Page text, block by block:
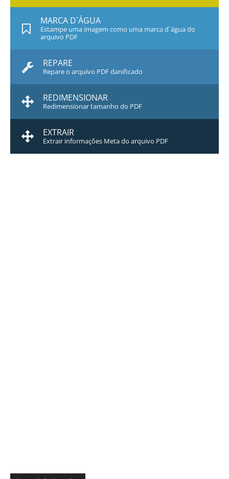
MARCA D`ÁGUA
Estampe uma imagem como uma marca d`água do
arquivo PDF
REPARE
Repare o arquivo PDF danificado
REDIMENSIONAR
Redimensionar tamanho do PDF
EXTRAIR
Extrair informações Meta do arquivo PDF